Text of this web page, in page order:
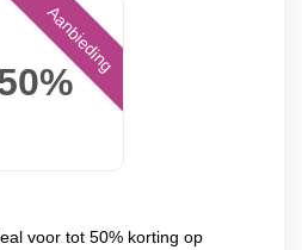
Aanbieding
voor tot 50% korting op